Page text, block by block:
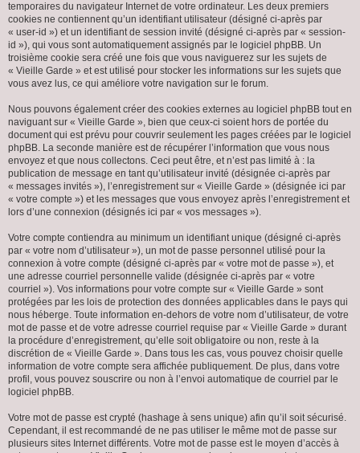
temporaires du navigateur Internet de votre ordinateur. Les deux premiers
cookies ne contiennent qu’un identifiant utilisateur (désigné ci-après par
« user-id ») et un identifiant de session invité (désigné ci-après par « session-
id »), qui vous sont automatiquement assignés par le logiciel phpBB. Un
troisième cookie sera créé une fois que vous naviguerez sur les sujets de
« Vieille Garde » et est utilisé pour stocker les informations sur les sujets que
vous avez lus, ce qui améliore votre navigation sur le forum.
Nous pouvons également créer des cookies externes au logiciel phpBB tout en
naviguant sur « Vieille Garde », bien que ceux-ci soient hors de portée du
document qui est prévu pour couvrir seulement les pages créées par le logiciel
phpBB. La seconde manière est de récupérer l’information que vous nous
envoyez et que nous collectons. Ceci peut être, et n’est pas limité à : la
publication de message en tant qu’utilisateur invité (désignée ci-après par
« messages invités »), l’enregistrement sur « Vieille Garde » (désignée ici par
« votre compte ») et les messages que vous envoyez après l’enregistrement et
lors d’une connexion (désignés ici par « vos messages »).
Votre compte contiendra au minimum un identifiant unique (désigné ci-après
par « votre nom d’utilisateur »), un mot de passe personnel utilisé pour la
connexion à votre compte (désigné ci-après par « votre mot de passe »), et
une adresse courriel personnelle valide (désignée ci-après par « votre
courriel »). Vos informations pour votre compte sur « Vieille Garde » sont
protégées par les lois de protection des données applicables dans le pays qui
nous héberge. Toute information en-dehors de votre nom d’utilisateur, de votre
mot de passe et de votre adresse courriel requise par « Vieille Garde » durant
la procédure d’enregistrement, qu’elle soit obligatoire ou non, reste à la
discrétion de « Vieille Garde ». Dans tous les cas, vous pouvez choisir quelle
information de votre compte sera affichée publiquement. De plus, dans votre
profil, vous pouvez souscrire ou non à l’envoi automatique de courriel par le
logiciel phpBB.
Votre mot de passe est crypté (hashage à sens unique) afin qu’il soit sécurisé.
Cependant, il est recommandé de ne pas utiliser le même mot de passe sur
plusieurs sites Internet différents. Votre mot de passe est le moyen d’accès à